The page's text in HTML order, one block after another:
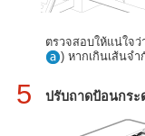
ตรวจสอบให้แน่ใจ
) หากเกินเส้นจ
5 ปรับถาดป้อนกร